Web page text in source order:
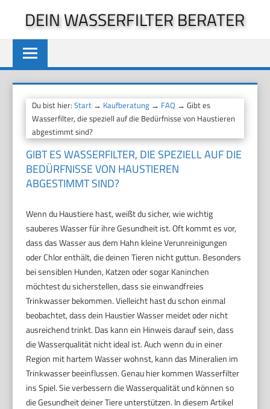
springen
DEIN WASSERFILTER BERATER
Du bist hier:Start → Kaufberatung → FAQ → Gibt es
Wasserfilter, die speziell auf die Bedürfnisse von Haustieren
abgestimmt sind?
GIBT ES WASSERFILTER, DIE SPEZIELL AUF DIE
BEDÜRFNISSE VON HAUSTIEREN
ABGESTIMMT SIND?
Wenn du Haustiere hast, weißt du sicher, wie wichtig
sauberes Wasser für ihre Gesundheit ist. Oft kommt es vor,
dass das Wasser aus dem Hahn kleine Verunreinigungen
oder Chlor enthält, die deinen Tieren nicht guttun. Besonders
bei sensiblen Hunden, Katzen oder sogar Kaninchen
möchtest du sicherstellen, dass sie einwandfreies
Trinkwasser bekommen. Vielleicht hast du schon einmal
beobachtet, dass dein Haustier Wasser meidet oder nicht
ausreichend trinkt. Das kann ein Hinweis darauf sein, dass
die Wasserqualität nicht ideal ist. Auch wenn du in einer
Region mit hartem Wasser wohnst, kann das Mineralien im
Trinkwasser beeinflussen. Genau hier kommen Wasserfilter
ins Spiel. Sie verbessern die Wasserqualität und können so
die Gesundheit deiner Tiere unterstützen. In diesem Artikel